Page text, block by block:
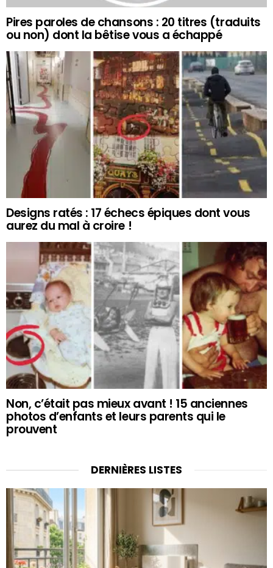
Pires paroles de chansons : 20 titres (traduits
ou non) dont la bêtise vous a échappé
Designs ratés : 17 échecs épiques dont vous
aurez du mal à croire !
Non, c’était pas mieux avant ! 15 anciennes
photos d’enfants et leurs parents qui le
prouvent
DERNIÈRES LISTES